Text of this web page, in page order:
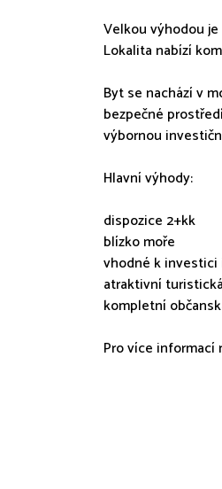
Velkou výhodou
Lokalita nabízí
Byt se nachází v
bezpečné
výbornou
Hlavní výhody:
dispozice 2+kk
blízko moře
vhodné k investici
atraktivní
kompletní
Pro více